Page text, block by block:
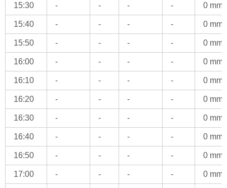
15:30 - - - - 0 mm
15:40 - - - - 0 mm
15:50 - - - - 0 mm
16:00 - - - - 0 mm
16:10 - - - - 0 mm
16:20 - - - - 0 mm
16:30 - - - - 0 mm
16:40 - - - - 0 mm
16:50 - - - - 0 mm
17:00 - - - - 0 mm